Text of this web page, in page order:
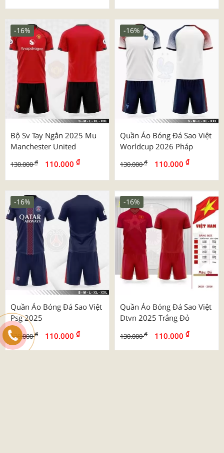
Bộ Sv Tay Ngắn 2025 Mu
Manchester United
130.000₫ 110.000 ₫
-16%
Quần Áo Bóng Đá Sao Việt
Worldcup 2026 Pháp
130.000₫ 110.000 ₫
-16%
Quần Áo Bóng Đá Sao Việt
Psg 2025
130.000₫ 110.000 ₫
-16%
Quần Áo Bóng Đá Sao Việt
Dtvn 2025 Trắng Đỏ
130.000₫ 110.000 ₫
-16%